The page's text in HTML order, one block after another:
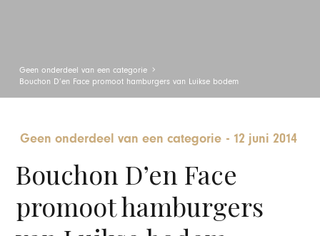
Geen onderdeel van een categorie
Bouchon D’en Face promoot hamburgers van Luikse bodem
Geen onderdeel van een categorie - 12 juni 2014
Bouchon D’en Face
promoot hamburgers